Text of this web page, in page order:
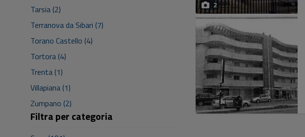
Tarsia (2)
Terranova da Sibari (7)
Torano Castello (4)
Tortora (4)
Trenta (1)
Villapiana (1)
Zumpano (2)
Filtra per categoria
2